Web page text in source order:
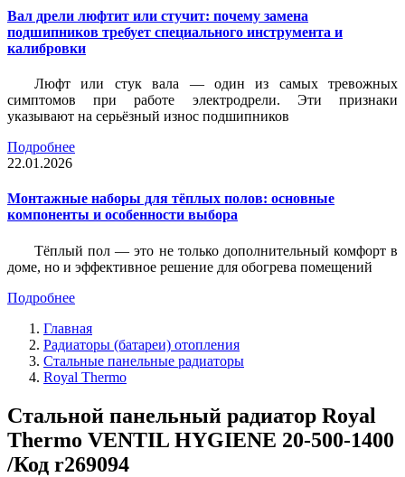
Вал дрели люфтит или стучит: почему замена
подшипников требует специального инструмента и
калибровки
Люфт или стук вала — один из самых тревожных
симптомов при работе электродрели. Эти признаки
указывают на серьёзный износ подшипников
Подробнее
22.01.2026
Монтажные наборы для тёплых полов: основные
компоненты и особенности выбора
Тёплый пол — это не только дополнительный комфорт в
доме, но и эффективное решение для обогрева помещений
Подробнее
Главная
Радиаторы (батареи) отопления
Стальные панельные радиаторы
Royal Thermo
Стальной панельный радиатор Royal
Thermo VENTIL HYGIENE 20-500-1400
/Код r269094